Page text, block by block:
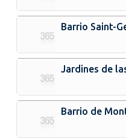
Barrio Saint-
Jardines de
Barrio de